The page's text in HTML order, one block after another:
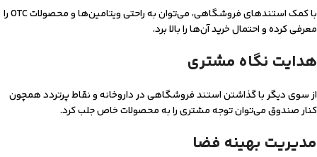
با کمک استندهای فروشگاهی، می‌توان به راحتی ویتامین‌ها و محصولات OTC را
معرفی کرده و احتمال خرید آن‌ها را بالا برد.
هدایت نگاه مشتری
از سوی دیگر با گذاشتن استند فروشگاهی در داروخانه و نقاط پرتردد همچون
کنار صندوق می‌توان توجه مشتری را به محصولات خاص جلب کرد.
مدیریت بهینه فضا